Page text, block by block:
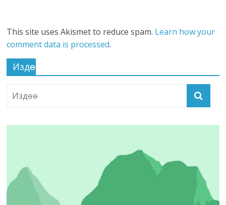
This site uses Akismet to reduce spam. Learn how your
comment data is processed.
Издөө